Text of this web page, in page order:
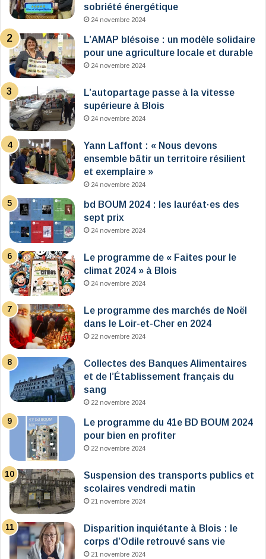
sobriété énergétique
24 novembre 2024
L’AMAP blésoise : un modèle solidaire
pour une agriculture locale et durable
24 novembre 2024
L’autopartage passe à la vitesse
supérieure à Blois
24 novembre 2024
Yann Laffont : « Nous devons
ensemble bâtir un territoire résilient
et exemplaire »
24 novembre 2024
bd BOUM 2024 : les lauréat·es des
sept prix
24 novembre 2024
Le programme de « Faites pour le
climat 2024 » à Blois
24 novembre 2024
Le programme des marchés de Noël
dans le Loir-et-Cher en 2024
22 novembre 2024
Collectes des Banques Alimentaires
et de l’Établissement français du
sang
22 novembre 2024
Le programme du 41e BD BOUM 2024
pour bien en profiter
22 novembre 2024
Suspension des transports publics et
scolaires vendredi matin
21 novembre 2024
Disparition inquiétante à Blois : le
corps d’Odile retrouvé sans vie
21 novembre 2024